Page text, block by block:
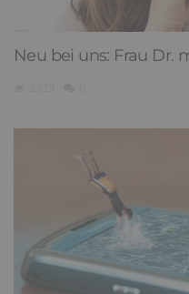
Neu bei uns: Frau Dr.